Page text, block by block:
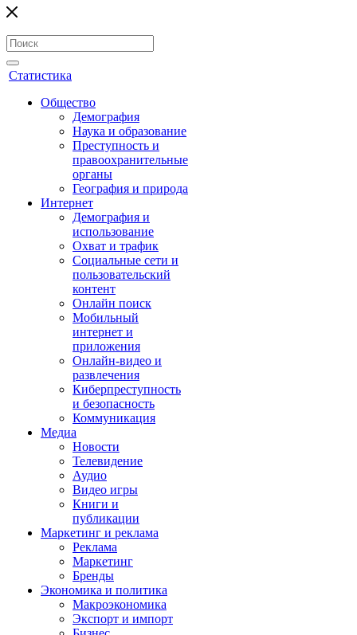
Статистика
Общество
Демография
Наука и образование
Преступность и
правоохранительные
органы
География и природа
Интернет
Демография и
использование
Охват и трафик
Социальные сети и
пользовательский
контент
Онлайн поиск
Мобильный
интернет и
приложения
Онлайн-видео и
развлечения
Киберпреступность
и безопасность
Коммуникация
Медиа
Новости
Телевидение
Аудио
Видео игры
Книги и
публикации
Маркетинг и реклама
Реклама
Маркетинг
Бренды
Экономика и политика
Макроэкономика
Экспорт и импорт